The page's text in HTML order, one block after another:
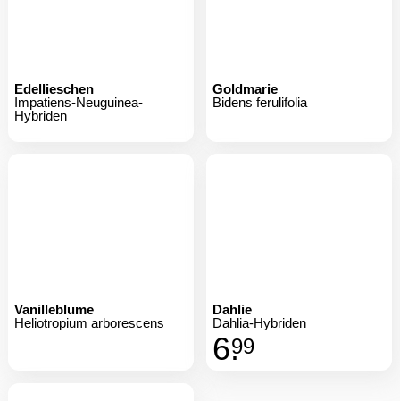
Edellieschen
Impatiens-Neuguinea-
Hybriden
Goldmarie
Bidens ferulifolia
Vanilleblume
Heliotropium arborescens
Dahlie
Dahlia-Hybriden
6.99